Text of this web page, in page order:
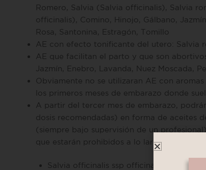
Romero, Salvia (Salvia officinalis), Salvia
officinalis), Comino, Hinojo, Gálbano,
Rosa, Santonina, Estragón, Tomillo
AE con efecto tonificante del utero: Salvia
AE que facilitan el parto y que son
Jazmín, Enebro, Lavanda, Nuez Moscada,
Obviamente no se utilizaran AE con
los primeros meses de embarazo donde
A partir del tercer mes de embarazo,
dosis recomendadas) en forma de aceites
(siempre bajo supervisión de un
que estarán prohibidos a lo largo de todo el
Salvia officinalis ssp officinalis (salvia